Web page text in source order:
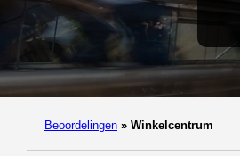
Beoordelingen » Winkelcentrum